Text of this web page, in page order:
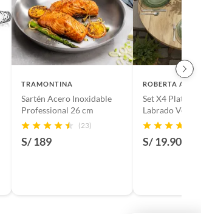
TRAMONTINA
Sartén Acero Inoxidable
Professional 26 cm
(23)
S/ 189
ROBERTA
Set X4 Plato
Labrado Verde
Allen
S/ 19.90